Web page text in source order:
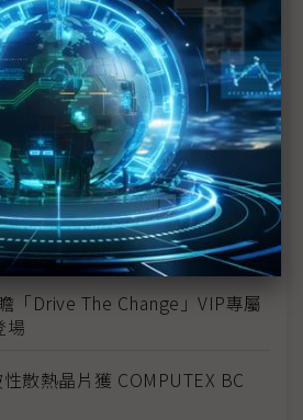
大 威鋒USB4裝置晶片掌握先行
InnoVEX
洲強化國際供應量能
磁吸風扇，開啟卓越電腦體驗
「Drive The Change」VIP專屬
場
散熱晶片獲 COMPUTEX BC